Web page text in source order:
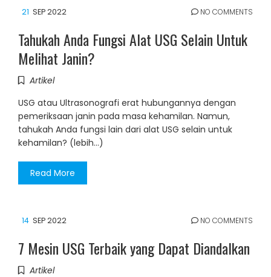
21 SEP 2022 NO COMMENTS
Tahukah Anda Fungsi Alat USG Selain Untuk
Melihat Janin?
Artikel
USG atau Ultrasonografi erat hubungannya dengan
pemeriksaan janin pada masa kehamilan. Namun,
tahukah Anda fungsi lain dari alat USG selain untuk
kehamilan? (lebih…)
Read More
14 SEP 2022 NO COMMENTS
7 Mesin USG Terbaik yang Dapat Diandalkan
Artikel